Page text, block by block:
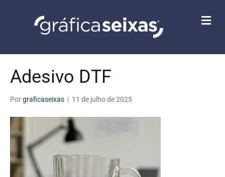
M
E
Adesivo DTF
Porgraficaseixas | 11 de julho de 2025